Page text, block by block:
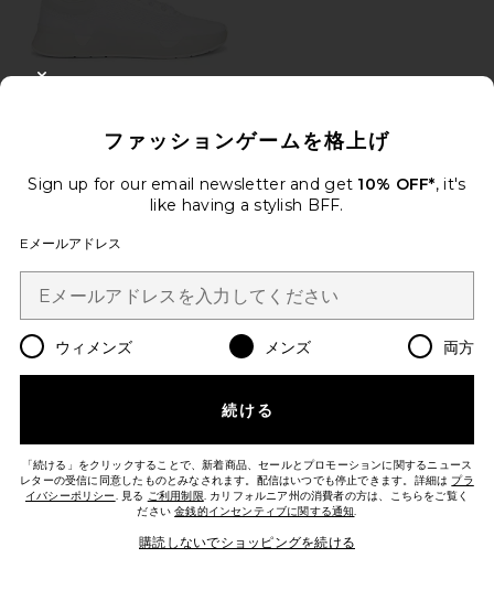
MOVE スニーカー
While on Earth
Favorite MOVE スニーカー
ファッションゲームを格上げ
Sign up for our email newsletter and get 10% OFF*, it's
like having a stylish BFF.
Eメールアドレス
ウィメンズ メンズ 両方
続ける
「続ける」をクリックすることで、新着商品、セールとプロモーションに関するニュース
レターの受信に同意したものとみなされます。配信はいつでも停止できます。詳細は プラ
イバシーポリシー. 見る ご利用制限. カリフォルニア州の消費者の方は、こちらをご覧く
ださい金銭的インセンティブに関する通知.
購読しないでショッピングを続ける